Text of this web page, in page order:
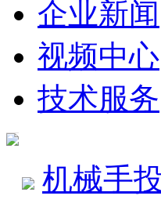
企业新闻
视频中心
技术服务
机械手